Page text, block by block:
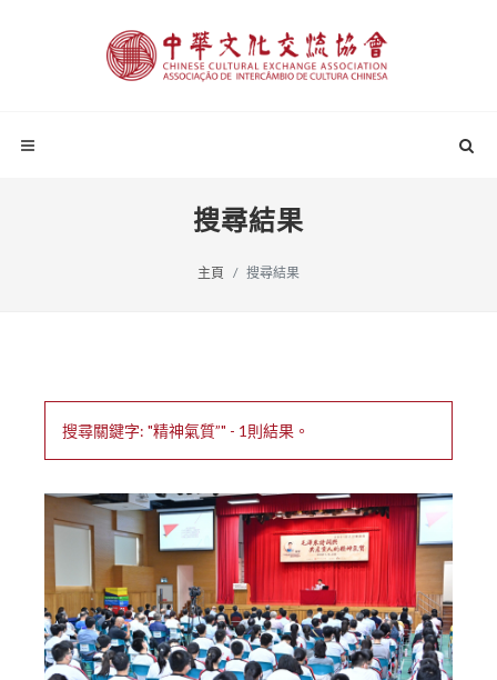
搜尋結果
主頁 搜尋結果
搜尋關鍵字: "精神氣質”" - 1則結果。